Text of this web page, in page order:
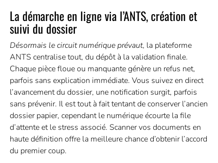
La démarche en ligne via l’ANTS, création et
suivi du dossier
Désormais le circuit numérique prévaut, la plateforme
ANTS centralise tout, du dépôt à la validation finale.
Chaque pièce floue ou manquante génère un refus net,
parfois sans explication immédiate. Vous suivez en direct
l’avancement du dossier, une notification surgit, parfois
sans prévenir. Il est tout à fait tentant de conserver l’ancien
dossier papier, cependant le numérique écourte la file
d’attente et le stress associé. Scanner vos documents en
haute définition offre la meilleure chance d’obtenir l’accord
du premier coup.